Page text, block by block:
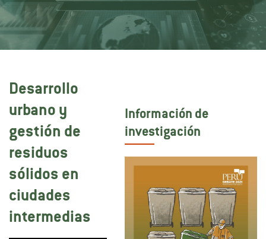
Desarrollo
urbano y
gestión de
residuos
sólidos en
ciudades
intermedias
Información de
investigación